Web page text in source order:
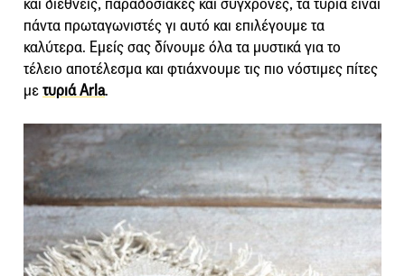
πάντα πρωταγωνιστές γι αυτό και επιλέγουμε τα
καλύτερα. Εμείς σας δίνουμε όλα τα μυστικά για το
τέλειο αποτέλεσμα και φτιάχνουμε τις πιο νόστιμες πίτες
μετυριά Arla.